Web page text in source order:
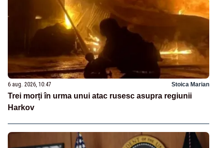
6 aug. 2026, 10:47 Stoica Marian
Trei morți în urma unui atac rusesc asupra regiunii
Harkov